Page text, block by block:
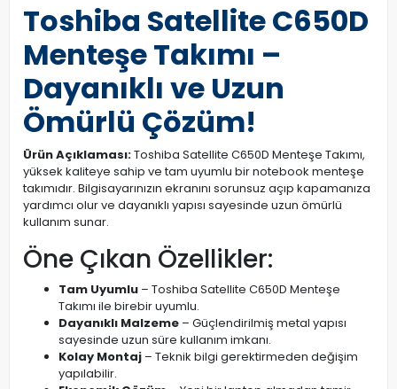
Toshiba Satellite C650D
Menteşe Takımı –
Dayanıklı ve Uzun
Ömürlü Çözüm!
Ürün Açıklaması:Toshiba Satellite C650D Menteşe Takımı,
yüksek kaliteye sahip ve tam uyumlu bir notebook menteşe
takımıdır. Bilgisayarınızın ekranını sorunsuz açıp kapamanıza
yardımcı olur ve dayanıklı yapısı sayesinde uzun ömürlü
kullanım sunar.
Öne Çıkan Özellikler:
Tam Uyumlu – Toshiba Satellite C650D Menteşe
Takımı ile birebir uyumlu.
Dayanıklı Malzeme – Güçlendirilmiş metal yapısı
sayesinde uzun süre kullanım imkanı.
Kolay Montaj – Teknik bilgi gerektirmeden değişim
yapılabilir.